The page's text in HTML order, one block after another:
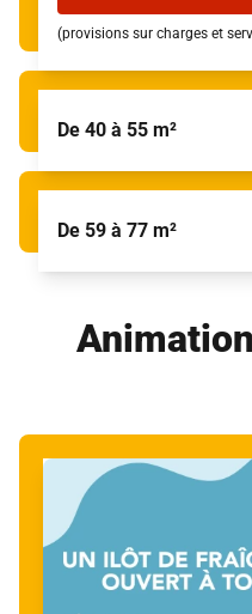
(provisions sur charges et
De 40 à 55 m²
Un environnement de
personne seule ou un
Les appartements T2
et d'intimité car une
ajouter. Ils sont
d’une cuisine équipée
De 59 à 77 m²
Une pièce
envies